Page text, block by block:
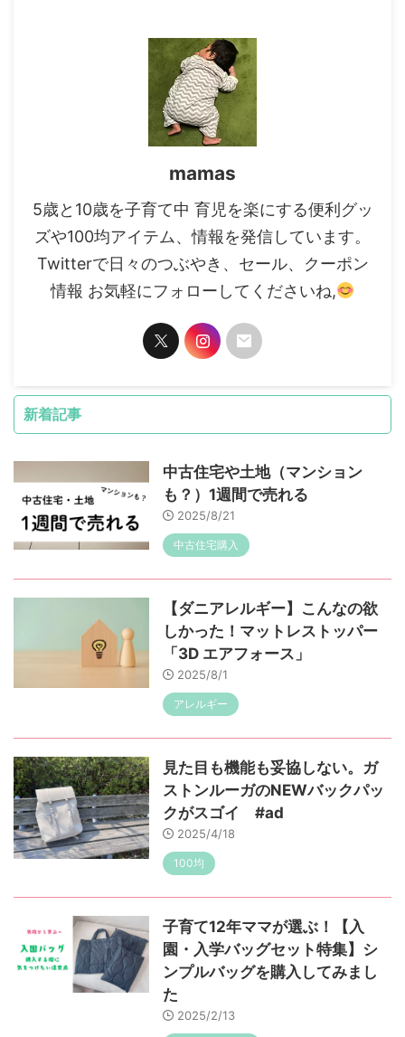
mamas
5歳と10歳を子育て中 育児を楽にする便利グッ
ズや100均アイテム、情報を発信しています。
Twitterで日々のつぶやき、セール、クーポン
情報 お気軽にフォローしてくださいね,
新着記事
中古住宅や土地（マンション
も？）1週間で売れる
2025/8/21
中古住宅購入
【ダニアレルギー】こんなの欲
しかった！マットレストッパー
「3D エアフォース」
2025/8/1
アレルギー
見た目も機能も妥協しない。ガ
ストンルーガのNEWバックパッ
クがスゴイ #ad
2025/4/18
100均
子育て12年ママが選ぶ！【入
園・入学バッグセット特集】シ
ンプルバッグを購入してみまし
た
2025/2/13